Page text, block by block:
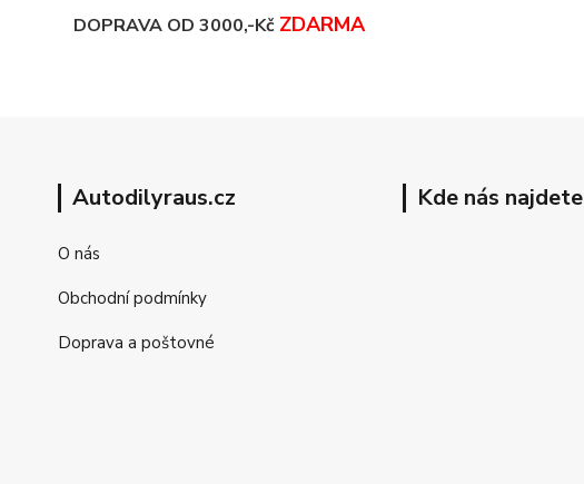
DOPRAVA OD 3000,-Kč ZDARMA
Autodilyraus.cz
O nás
Obchodní podmínky
Doprava a poštovné
Kde nás najdete